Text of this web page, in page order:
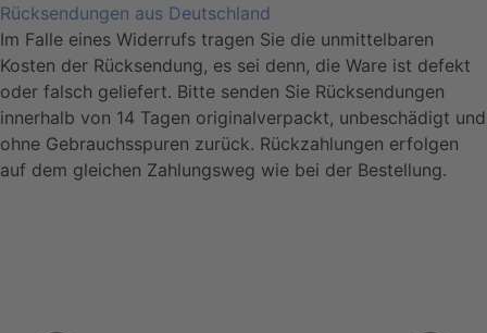
Rücksendungen aus Deutschland
Im Falle eines Widerrufs tragen Sie die unmittelbaren
Kosten der Rücksendung, es sei denn, die Ware ist defekt
oder falsch geliefert. Bitte senden Sie Rücksendungen
innerhalb von 14 Tagen originalverpackt, unbeschädigt und
ohne Gebrauchsspuren zurück. Rückzahlungen erfolgen
auf dem gleichen Zahlungsweg wie bei der Bestellung.